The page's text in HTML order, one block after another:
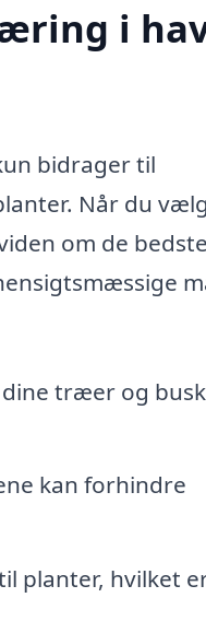
i
bidrager til
Når du
om de bedste
træer og
kan forhindre
planter, hvilket